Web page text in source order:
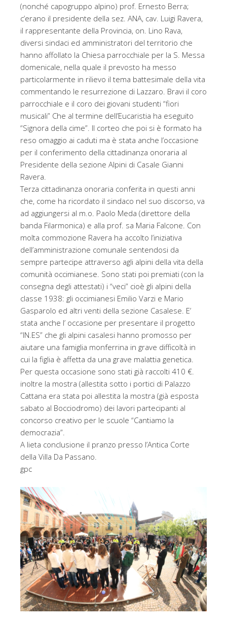
(nonché capogruppo alpino) prof. Ernesto Berra;
c’erano il presidente della sez. ANA, cav. Luigi Ravera,
il rappresentante della Provincia, on. Lino Rava,
diversi sindaci ed amministratori del territorio che
hanno affollato la Chiesa parrocchiale per la S. Messa
domenicale, nella quale il prevosto ha messo
particolarmente in rilievo il tema battesimale della vita
commentando le resurrezione di Lazzaro. Bravi il coro
parrocchiale e il coro dei giovani studenti “fiori
musicali” Che al termine dell’Eucaristia ha eseguito
“Signora della cime”. Il corteo che poi si è formato ha
reso omaggio ai caduti ma è stata anche l’occasione
per il conferimento della cittadinanza onoraria al
Presidente della sezione Alpini di Casale Gianni
Ravera.
Terza cittadinanza onoraria conferita in questi anni
che, come ha ricordato il sindaco nel suo discorso, va
ad aggiungersi al m.o. Paolo Meda (direttore della
banda Filarmonica) e alla prof. sa Maria Falcone. Con
molta commozione Ravera ha accolto l’iniziativa
dell’amministrazione comunale sentendosi da
sempre partecipe attraverso agli alpini della vita della
comunità occimianese. Sono stati poi premiati (con la
consegna degli attestati) i “veci” cioè gli alpini della
classe 1938: gli occimianesi Emilio Varzi e Mario
Gasparolo ed altri venti della sezione Casalese. E’
stata anche l’ occasione per presentare il progetto
“IN.ES” che gli alpini casalesi hanno promosso per
aiutare una famiglia monferrina in grave difficoltà in
cui la figlia è affetta da una grave malattia genetica.
Per questa occasione sono stati già raccolti 410 €.
inoltre la mostra (allestita sotto i portici di Palazzo
Cattana era stata poi allestita la mostra (già esposta
sabato al Bocciodromo) dei lavori partecipanti al
concorso creativo per le scuole “Cantiamo la
democrazia”.
A lieta conclusione il pranzo presso l’Antica Corte
della Villa Da Passano.
gpc